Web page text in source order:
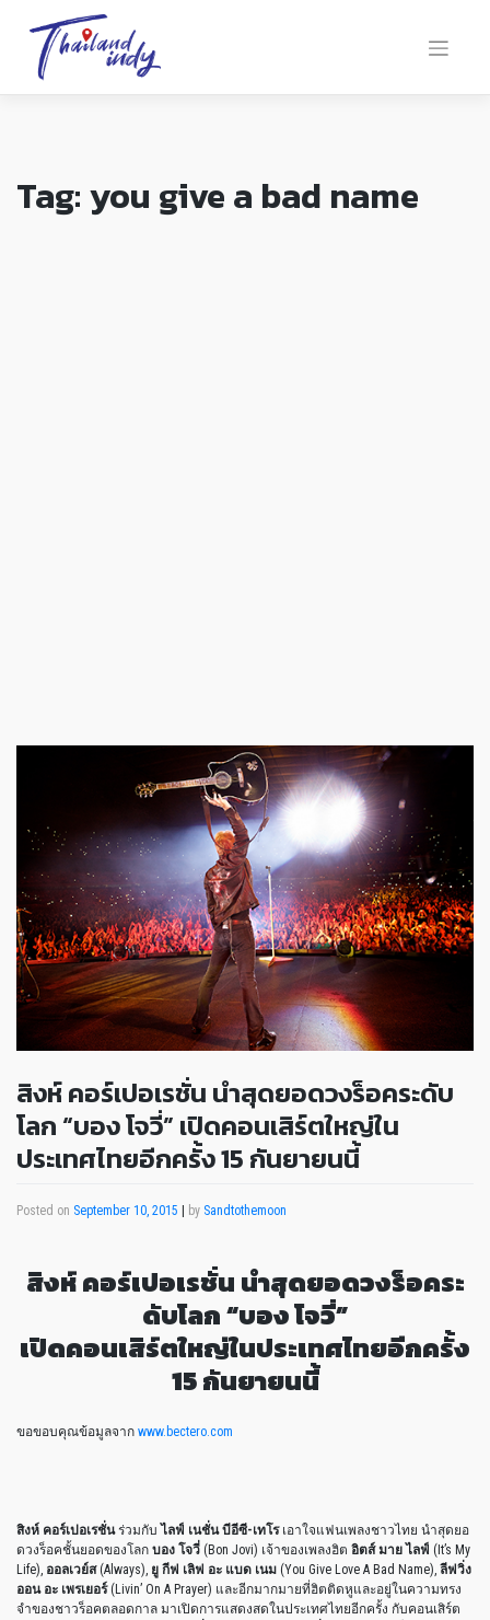
Tag:you give a bad name
สิงห์ คอร์เปอเรชั่น นำสุดยอดวงร็อคระดับ
โลก “บอง โจวี่” เปิดคอนเสิร์ตใหญ่ใน
ประเทศไทยอีกครั้ง 15 กันยายนนี้
Posted on September 10, 2015 by Sandtothemoon
สิงห์ คอร์เปอเรชั่น นำสุดยอดวงร็อคระ
ดับโลก “บอง โจวี่”
เปิดคอนเสิร์ตใหญ่ในประเทศไทยอีกครั้ง
15 กันยายนนี้
ขอขอบคุณข้อมูลจาก www.bectero.com
สิงห์ คอร์เปอเรชั่นร่วมกับ ไลฟ์ เนชั่น บีอีซี-เทโรเอาใจแฟนเพลงชาวไทย นำสุดยอ
ดวงร็อคชั้นยอดของโลก บอง โจวี่ (Bon Jovi) เจ้าของเพลงฮิต อิตส์ มาย ไลฟ์ (It’s My
Life), ออลเวย์ส(Always), ยู กีฟ เลิฟ อะ แบด เนม (You Give Love A Bad Name), ลีฟวิ่ง
ออน อะ เพรเยอร์(Livin’ On A Prayer) และอีกมากมายที่ฮิตติดหูและอยู่ในความทรง
จำของชาวร็อคตลอดกาล มาเปิดการแสดงสดในประเทศไทยอีกครั้ง กับคอนเสิร์ต